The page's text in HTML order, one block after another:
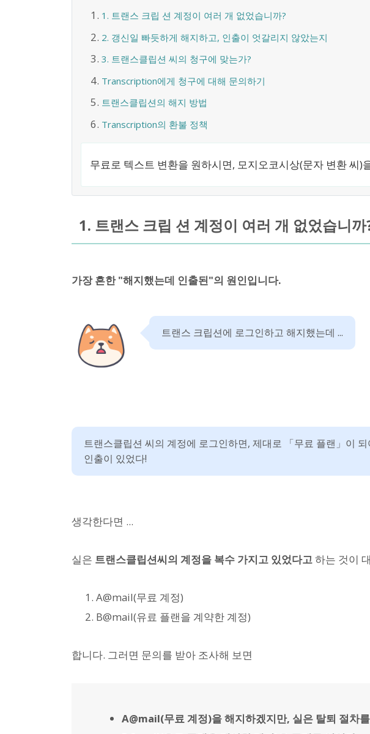
1. 트랜스 크립 션 계정이 여러 개 없었습니까?
2. 갱신일 빠듯하게 해지하고, 인출이 엇갈리지 않았는지
3. 트랜스클립션 씨의 청구에 맞는가?
Transcription에게 청구에 대해 문의하기
트랜스클립션의 해지 방법
Transcription의 환불 정책
무료로 텍스트 변환을 원하시면, 모지오코시상(문자 변환 씨)
1. 트랜스 크립 션 계정이 여러 개 없었습니까
가장 흔한 "해지했는데 인출된"의 원인입니다.
트랜스 크립션에 로그인하고 해지했는데 ...
트랜스클립션 씨의 계정에 로그인하면, 제대로 「무료 플랜」이
인출이 있었다!
생각한다면 ...
실은 트랜스클립션씨의 계정을 복수 가지고 있었다고하는 것이
A@mail(무료 계정)
B@mail(유료 플랜을 계약한 계정)
합니다. 그러면 문의를 받아 조사해 보면
A@mail(무료 계정)을 해지하겠지만, 실은 탈퇴 절차